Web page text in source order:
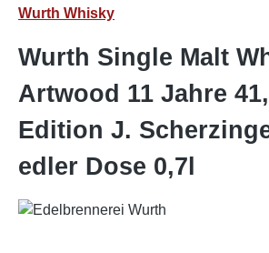
Wurth Whisky
Wurth Single Malt
Artwood 11 Jahre
Edition J.
edler Dose 0,7l